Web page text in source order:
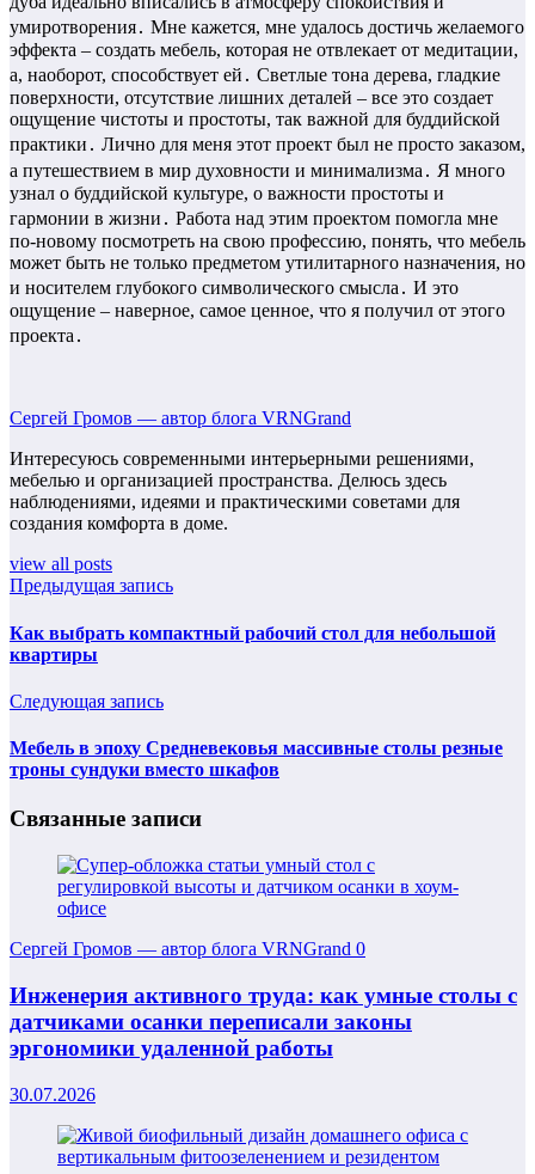
умиротворения․ Мне кажется, мне удалось достичь желаемого
эффекта – создать мебель, которая не отвлекает от медитации,
а, наоборот, способствует ей․ Светлые тона дерева, гладкие
поверхности, отсутствие лишних деталей – все это создает
ощущение чистоты и простоты, так важной для буддийской
практики․ Лично для меня этот проект был не просто заказом,
а путешествием в мир духовности и минимализма․ Я много
узнал о буддийской культуре, о важности простоты и
гармонии в жизни․ Работа над этим проектом помогла мне
по-новому посмотреть на свою профессию, понять, что мебель
может быть не только предметом утилитарного назначения, но
и носителем глубокого символического смысла․ И это
ощущение – наверное, самое ценное, что я получил от этого
проекта․
Сергей Громов — автор блога VRNGrand
Интересуюсь современными интерьерными решениями,
мебелью и организацией пространства. Делюсь здесь
наблюдениями, идеями и практическими советами для
создания комфорта в доме.
view all posts
Предыдущая запись
Как выбрать компактный рабочий стол для небольшой
квартиры
Следующая запись
Мебель в эпоху Средневековья массивные столы резные
троны сундуки вместо шкафов
Связанные записи
Сергей Громов — автор блога VRNGrand 0
Инженерия активного труда: как умные столы с
датчиками осанки переписали законы
эргономики удаленной работы
30.07.2026